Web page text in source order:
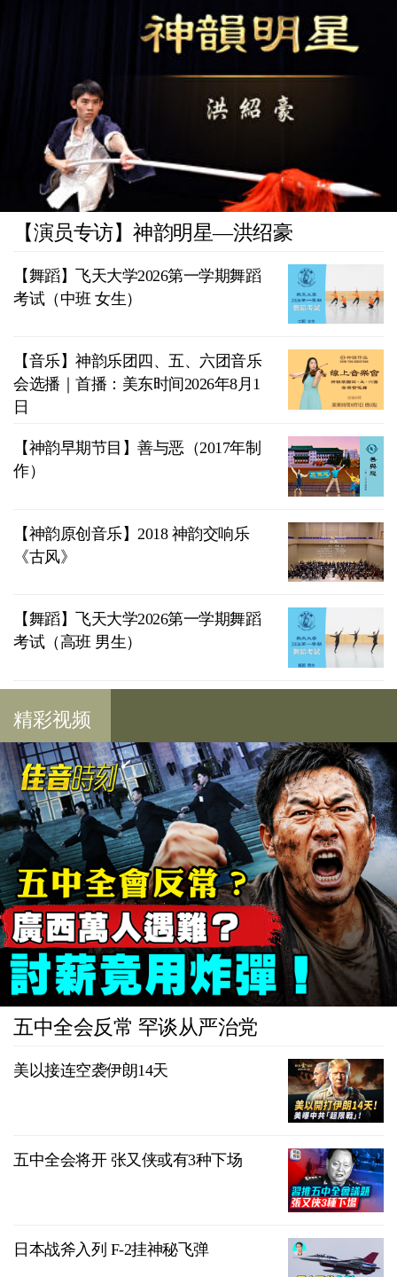
【演员专访】神韵明星—洪绍豪
【舞蹈】飞天大学2026第一学期舞蹈
考试（中班 女生）
【音乐】神韵乐团四、五、六团音乐
会选播｜首播：美东时间2026年8月1
日
【神韵早期节目】善与恶（2017年制
作）
【神韵原创音乐】2018 神韵交响乐
《古风》
【舞蹈】飞天大学2026第一学期舞蹈
考试（高班 男生）
精彩视频
五中全会反常 罕谈从严治党
美以接连空袭伊朗14天
五中全会将开 张又侠或有3种下场
日本战斧入列 F-2挂神秘飞弹